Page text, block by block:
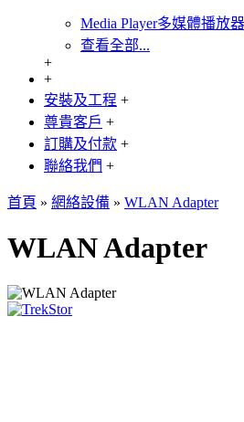
Media Player多媒體播放器
查看全部...
+
+
安裝及工程 +
尊貴客戶 +
訂購及付款 +
聯絡我們 +
首頁 » 網絡設備 » WLAN Adapter
WLAN Adapter